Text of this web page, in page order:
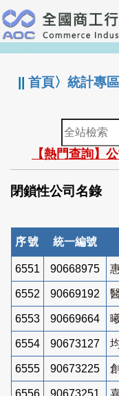
跳
到
主
要
:::
||首頁〉統計專區
全
站
檢
索
【熱門查詢】
閉鎖性公司名錄
序號 統一編號
6551 90668975
6552 90669192
6553 90669664
6554 90673127
6555 90673225
6556 90673251